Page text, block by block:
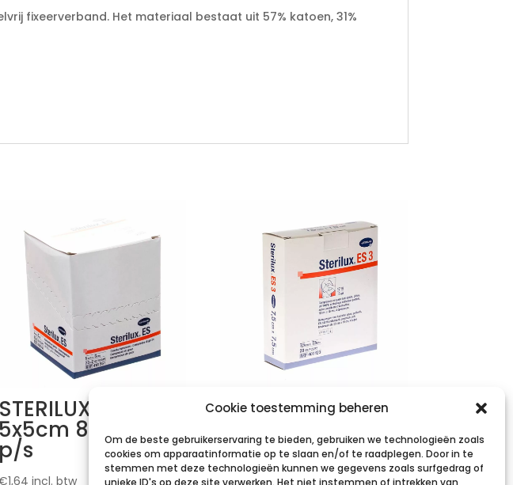
Cookie toestemming beheren
Om de beste gebruikerservaring te bieden, gebruiken we technologieën zoals
cookies om apparaatinformatie op te slaan en/of te raadplegen. Door in te
stemmen met deze technologieën kunnen we gegevens zoals surfgedrag of
unieke ID's op deze site verwerken. Het niet instemmen of intrekken van
i
fixeerverband. Het materiaal bestaat uit 57% katoen, 31%
STERILUX ES
5x5cm 8l.st. 25×2
p/s
1,64 incl. btw
STERILUX ES3-
7,5×7,5cm 8pl
20×1 p/s
€1,12 incl. btw